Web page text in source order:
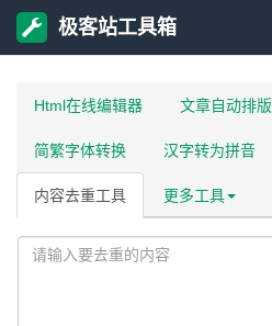
极客站工具箱
Html在线编辑器 文章自动排版
简繁字体转换 汉字转为拼音
内容去重工具 更多工具